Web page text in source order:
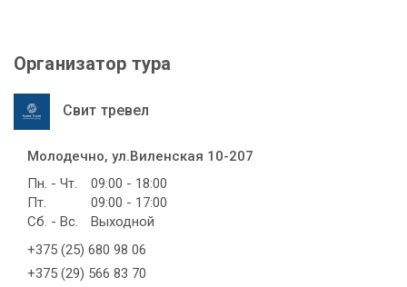
Организатор тура
Свит тревел
Молодечно, ул.Виленская 10-207
Пн. - Чт.
09:00 - 18:00
Пт.
09:00 - 17:00
Сб. - Вс.
Выходной
+375 (25) 680 98 06
+375 (29) 566 83 70